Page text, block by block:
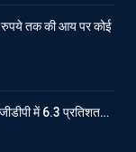
तक की आय पर कोई
में 6.3 प्रतिशत…